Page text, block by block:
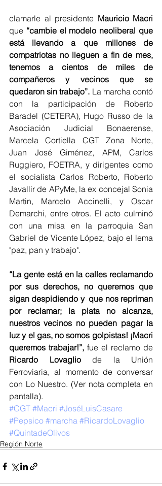
clamarle al presidente Mauricio Macri
que “cambie el modelo neoliberal que
está llevando a que millones de
compatriotas no lleguen a fin de mes,
tenemos a cientos de miles de
compañeros y vecinos que se
quedaron sin trabajo”. La marcha contó
con la participación de Roberto
Baradel (CETERA), Hugo Russo de la
Asociación Judicial Bonaerense,
Marcela Cortiella CGT Zona Norte,
Juan José Giménez, APM, Carlos
Ruggiero, FOETRA, y dirigentes como
el socialista Carlos Roberto, Roberto
Javallir de APyMe, la ex concejal Sonia
Martin, Marcelo Accinelli, y Oscar
Demarchi, entre otros. El acto culminó
con una misa en la parroquia San
Gabriel de Vicente López, bajo el lema
"paz, pan y trabajo".
“La gente está en la calles reclamando
por sus derechos, no queremos que
sigan despidiendo y  que nos repriman
por reclamar; la plata no alcanza,
nuestros vecinos no pueden pagar la
luz y el gas, no somos golpistas! ¡Macri
queremos trabajar!”,
Ricardo Lovaglio de la Unión
Ferroviaria, al momento de conversar
con Lo Nuestro. (Ver nota completa en
pantalla).
#CGT #Macri #JoséLuisCasare
#Pepsico #marcha #RicardoLovaglio
#QuintadeOlivos
Región Norte